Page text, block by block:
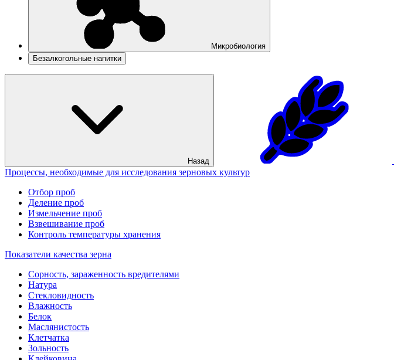
Микробиология
Безалкогольные напитки
Назад
Процессы, необходимые для исследования зерновых культур
Отбор проб
Деление проб
Измельчение проб
Взвешивание проб
Контроль температуры хранения
Показатели качества зерна
Сорность, зараженность вредителями
Натура
Стекловидность
Влажность
Белок
Маслянистость
Клетчатка
Зольность